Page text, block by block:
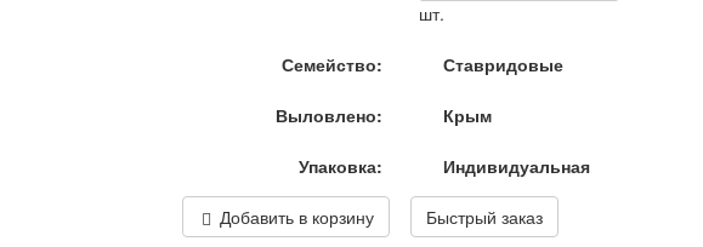
шт.
Семейство: Ставридовые
Выловлено: Крым
Упаковка: Индивидуальная
Добавить в корзину Быстрый заказ